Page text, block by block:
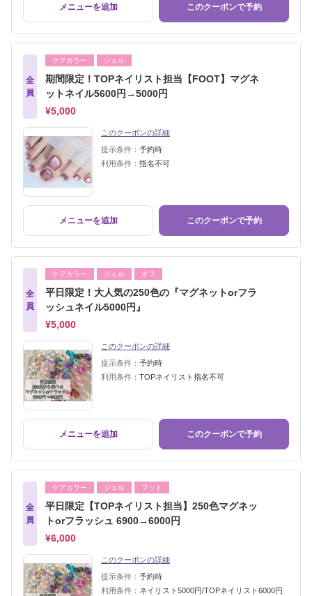
メニューを追加 このクーポンで予約
全
員
ケアカラー ジェル
期間限定！TOPネイリスト担当【FOOT】マグネ
ットネイル5600円→5000円
¥5,000
このクーポンの詳細
提示条件： 予約時
利用条件： 指名不可
メニューを追加 このクーポンで予約
全
員
ケアカラー ジェル オフ
平日限定！大人気の250色の『マグネットorフラ
ッシュネイル5000円』
¥5,000
このクーポンの詳細
提示条件： 予約時
利用条件： TOPネイリスト指名不可
メニューを追加 このクーポンで予約
全
員
ケアカラー ジェル フット
平日限定【TOPネイリスト担当】250色マグネッ
トorフラッシュ 6900→6000円
¥6,000
このクーポンの詳細
提示条件： 予約時
利用条件： ネイリスト5000円/TOPネイリスト6000円